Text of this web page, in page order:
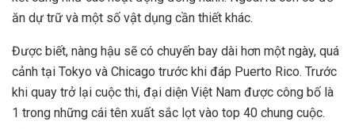
ăn dự trữ và một số vật dụng cần thiết khác.
Được biết, nàng hậu sẽ có chuyến bay dài hơn một ngày, quá
cảnh tại Tokyo và Chicago trước khi đáp Puerto Rico. Trước
khi quay trở lại cuộc thi, đại diện Việt Nam được công bố là
1 trong những cái tên xuất sắc lọt vào top 40 chung cuộc.